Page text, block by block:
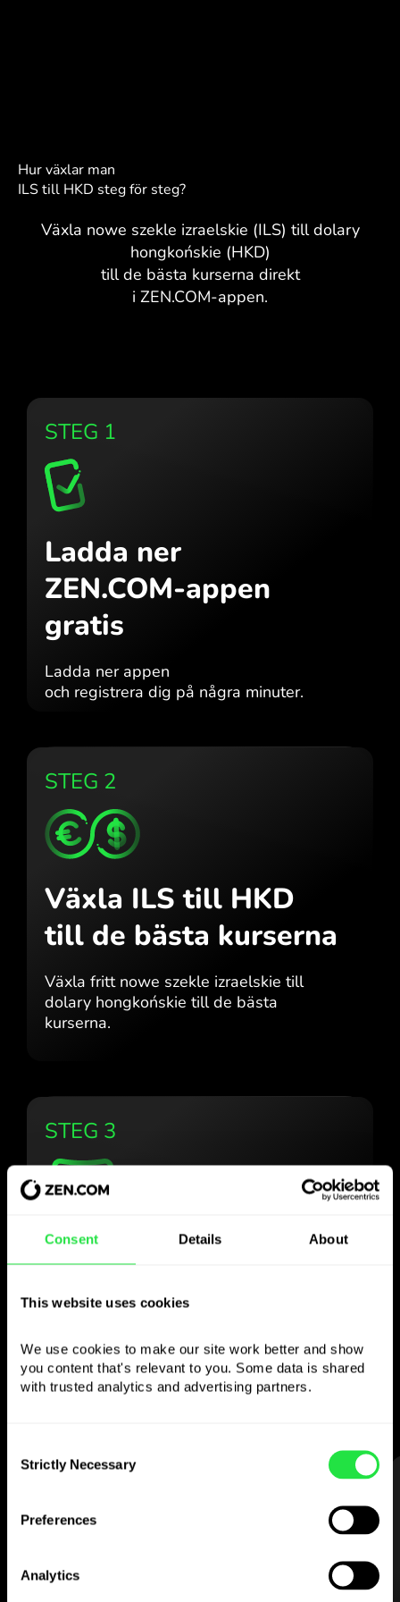
Consent Details About
This website uses cookies
We use cookies to make our site work better and show
you content that's relevant to you. Some data is shared
with trusted analytics and advertising partners.
Selection
Strictly Necessary
Preferences
Analytics
Hur växlar man
ILS till HKD steg för steg?
Växla nowe szekle izraelskie (ILS) till dolary
hongkońskie (HKD)
till de bästa kurserna direkt
i ZEN.COM-appen.
STEG 1
Ladda ner
ZEN.COM-appen
gratis
Ladda ner appen
och registrera dig på några minuter.
STEG 2
Växla ILS till HKD
till de bästa kurserna
Växla fritt nowe szekle izraelskie till
dolary hongkońskie till de bästa
kurserna.
STEG 3
Använd den valda
som du vill
Skicka pengar utomlands,
ta ut från bankomater utan